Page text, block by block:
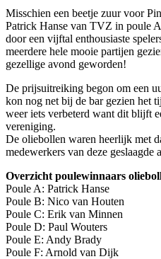
Misschien een beetje zuur voor
Patrick Hanse van TVZ in poule
door een vijftal enthousiaste
meerdere hele mooie partijen
gezellige avond geworden!
De prijsuitreiking begon om een
kon nog net bij de bar gezien het
weer iets verbeterd want dit blijft
vereniging.
De oliebollen waren heerlijk met
medewerkers van deze geslaagde
Overzicht poulewinnaars
Poule A: Patrick Hanse
Poule B: Nico van Houten
Poule C: Erik van Minnen
Poule D: Paul Wouters
Poule E: Andy Brady
Poule F: Arnold van Dijk